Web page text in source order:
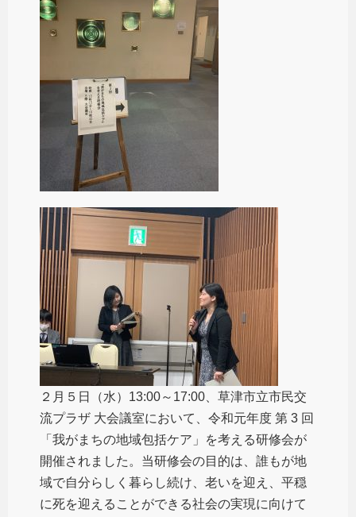
２月５日（水）13:00～17:00、草津市立市民交
流プラザ 大会議室において、令和元年度 第 3 回
「我がまちの地域包括ケア」を考える研修会が
開催されました。当研修会の目的は、誰もが地
域で自分らしく暮らし続け、老いを迎え、平穏
に死を迎えることができる社会の実現に向けて